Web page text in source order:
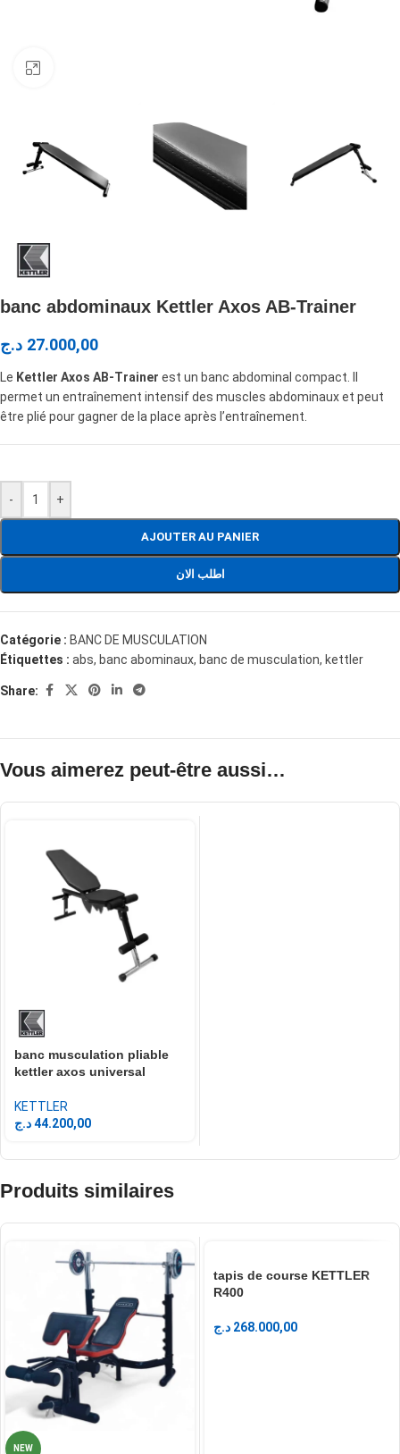
banc abdominaux Kettler Axos AB-Trainer
27.000,00 د.ج
Le Kettler Axos AB-Trainer est un banc abdominal compact. Il
permet un entraînement intensif des muscles abdominaux et peut
être plié pour gagner de la place après l’entraînement.
- +
AJOUTER AU PANIER
اطلب الان
Catégorie : BANC DE MUSCULATION
Étiquettes : abs, banc abominaux, banc de musculation, kettler
Share:
Vous aimerez peut-être aussi…
banc musculation pliable
kettler axos universal
KETTLER
44.200,00د.ج
Produits similaires
NEW
tapis de course KETTLER
R400
268.000,00 د.ج